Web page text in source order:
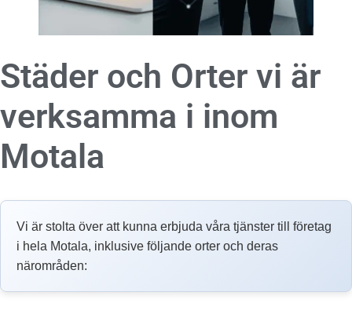
Städer och Orter vi är
verksamma i inom
Motala
Vi är stolta över att kunna erbjuda våra tjänster till företag
i hela Motala, inklusive följande orter och deras
närområden: